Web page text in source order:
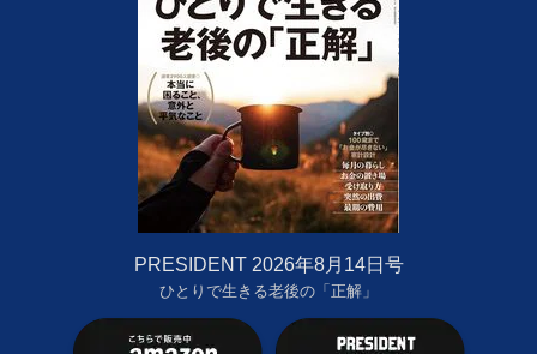
PRESIDENT 2026年8月14日号
ひとりで生きる老後の「正解」